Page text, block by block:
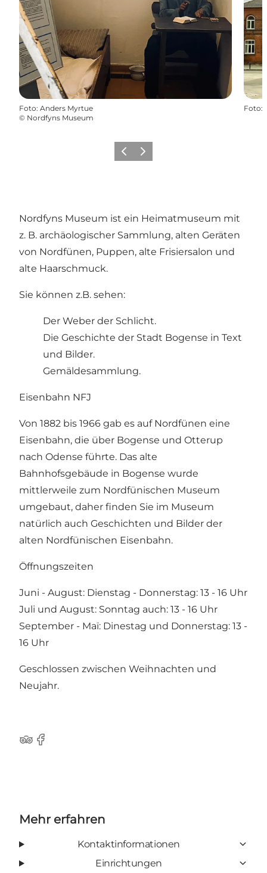
Foto: Anders Myrtue
© Nordfyns Museum
Foto:
ZurückWeiter
Nordfyns Museum ist ein Heimatmuseum mit
z. B. archäologischer Sammlung, alten Geräten
von Nordfünen, Puppen, alte Frisiersalon und
alte Haarschmuck.
Sie können z.B. sehen:
Der Weber der Schlicht.
Die Geschichte der Stadt Bogense in Text
und Bilder.
Gemäldesammlung.
Eisenbahn NFJ
Von 1882 bis 1966 gab es auf Nordfünen eine
Eisenbahn, die über Bogense und Otterup
nach Odense führte. Das alte
Bahnhofsgebäude in Bogense wurde
mittlerweile zum Nordfünischen Museum
umgebaut, daher finden Sie im Museum
natürlich auch Geschichten und Bilder der
alten Nordfünischen Eisenbahn.
Öffnungszeiten
Juni - August: Dienstag - Donnerstag: 13 - 16 Uhr
Juli und August: Sonntag auch: 13 - 16 Uhr
September - Maï: Dinestag und Donnerstag: 13 -
16 Uhr
Geschlossen zwischen Weihnachten und
Neujahr.
Tripadvisor
Facebook
Mehr erfahren
Kontaktinformationen
Einrichtungen